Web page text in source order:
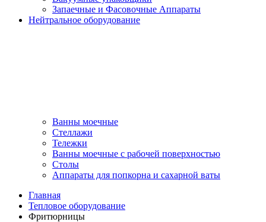
Запаечные и Фасовочные Аппараты
Нейтральное оборудование
Ванны моечные
Стеллажи
Тележки
Ванны моечные с рабочей поверхностью
Столы
Аппараты для попкорна и сахарной ваты
Главная
Тепловое оборудование
Фритюрницы